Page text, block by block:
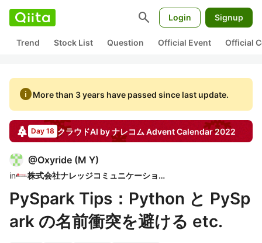
search Login Signup
Trend Stock List Question Official Event Official
infoMore than 3 years have passed since last update.
Day 18 クラウドAI by ナレコム Advent Calendar2022
@Oxyride (M Y)
in 株式会社ナレッジコミュニケーション
PySpark Tips：Python と PySp
ark の名前衝突を避ける etc.